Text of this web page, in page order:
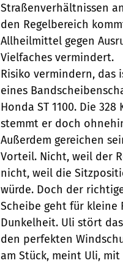
Straßenverhältnissen
den Regelbereich
Allheilmittel gegen
Vielfaches vermindert.
Risiko vermindern, das
eines
Honda ST 1100. Die
stemmt er doch
Außerdem gereichen
Vorteil. Nicht, weil der
nicht, weil die
würde. Doch der
Scheibe geht für kleine
Dunkelheit. Uli stört
den perfekten
am Stück, meint Uli, mit